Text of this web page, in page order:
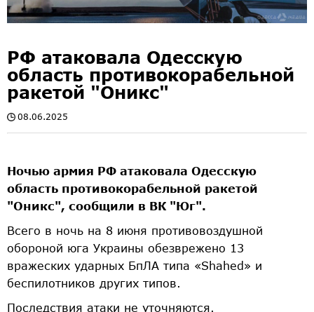
РФ атаковала Одесскую
область противокорабельной
ракетой "Оникс"
08.06.2025
Ночью армия РФ атаковала Одесскую
область противокорабельной ракетой
"Оникс", сообщили в ВК "Юг".
Всего в ночь на 8 июня противовоздушной
обороной юга Украины обезврежено 13
вражеских ударных БпЛА типа «Shahed» и
беспилотников других типов.
Последствия атаки не уточняются.